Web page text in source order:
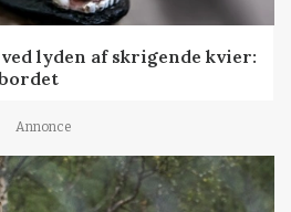
lyden af skrigende kvier:
Annonce